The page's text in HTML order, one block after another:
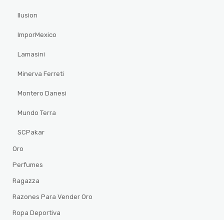
Ilusion
ImporMexico
Lamasini
Minerva Ferreti
Montero Danesi
Mundo Terra
SCPakar
Oro
Perfumes
Ragazza
Razones Para Vender Oro
Ropa Deportiva